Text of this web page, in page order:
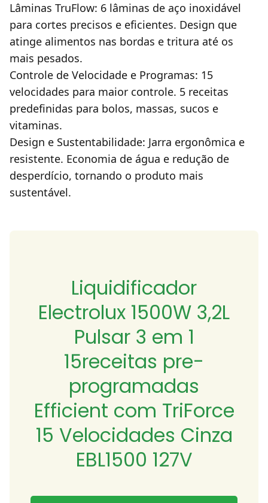
Lâminas TruFlow: 6 lâminas de aço inoxidável
para cortes precisos e eficientes. Design que
atinge alimentos nas bordas e tritura até os
mais pesados.
Controle de Velocidade e Programas: 15
velocidades para maior controle. 5 receitas
predefinidas para bolos, massas, sucos e
vitaminas.
Design e Sustentabilidade: Jarra ergonômica e
resistente. Economia de água e redução de
desperdício, tornando o produto mais
sustentável.
Liquidificador
Electrolux 1500W 3,2L
Pulsar 3 em 1
15receitas pre-
programadas
Efficient com TriForce
15 Velocidades Cinza
EBL1500 127V